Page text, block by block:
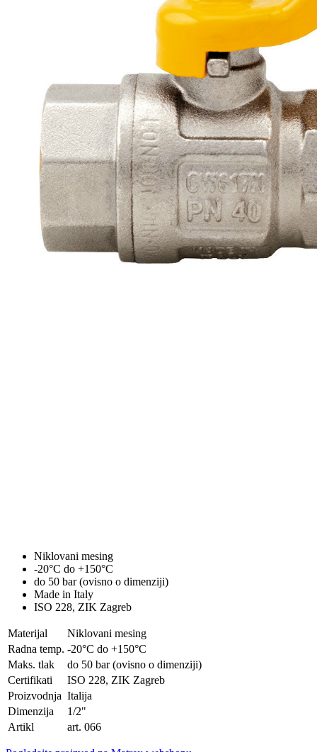
Niklovani mesing
-20°C do +150°C
do 50 bar (ovisno o dimenziji)
Made in Italy
ISO 228, ZIK Zagreb
Materijal
Niklovani mesing
Radna temp. -20°C do +150°C
Maks. tlak
do 50 bar (ovisno o dimenziji)
Certifikati
ISO 228, ZIK Zagreb
Proizvodnja Italija
Dimenzija
1/2"
Artikl
art. 066